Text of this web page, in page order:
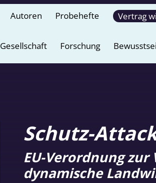
Autoren Probehefte Vertrag
Gesellschaft Forschung
Schutz-
EU-Verordnung
dynamische